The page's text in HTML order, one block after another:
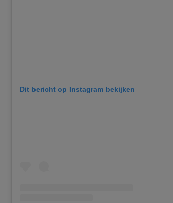
Dit bericht op Instagram bekijken